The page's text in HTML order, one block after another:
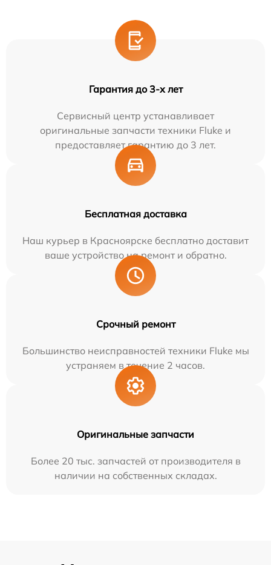
Гарантия до 3-х лет
Сервисный центр устанавливает
оригинальные запчасти техники Fluke и
предоставляет гарантию до 3 лет.
Бесплатная доставка
Наш курьер в Красноярске бесплатно доставит
ваше устройство на ремонт и обратно.
Срочный ремонт
Большинство неисправностей техники Fluke мы
устраняем в течение 2 часов.
Оригинальные запчасти
Более 20 тыс. запчастей от производителя в
наличии на собственных складах.